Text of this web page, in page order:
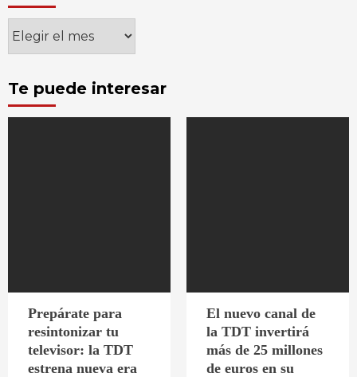
Te puede interesar
Prepárate para
resintonizar tu
televisor: la TDT
estrena nueva era
El nuevo canal de
la TDT invertirá
más de 25 millones
de euros en su